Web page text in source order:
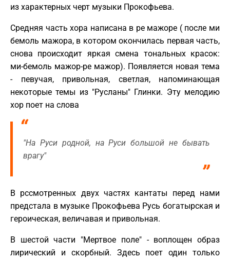
из характерных черт музыки Прокофьева.
Средняя часть хора написана в ре мажоре ( после ми
бемоль мажора, в котором окончилась первая часть,
снова происходит яркая смена тональных красок:
ми-бемоль мажор-ре мажор). Появляется новая тема
- певучая, привольная, светлая, напоминающая
некоторые темы из "Русланы" Глинки. Эту мелодию
хор поет на слова
"На Руси родной, на Руси большой не бывать
врагу"
В рссмотренных двух частях кантаты перед нами
предстала в музыке Прокофьева Русь богатырская и
героическая, величавая и привольная.
В шестой части "Мертвое поле" - воплощен образ
лирический и скорбный. Здесь поет один только